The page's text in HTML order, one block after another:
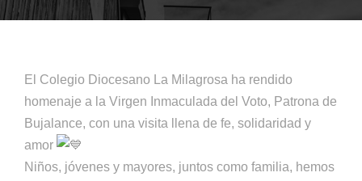
El Colegio Diocesano La Milagrosa ha rendido
homenaje a la Virgen Inmaculada del Voto, Patrona de
Bujalance, con una visita llena de fe, solidaridad y
amor
Niños, jóvenes y mayores, juntos como familia, hemos